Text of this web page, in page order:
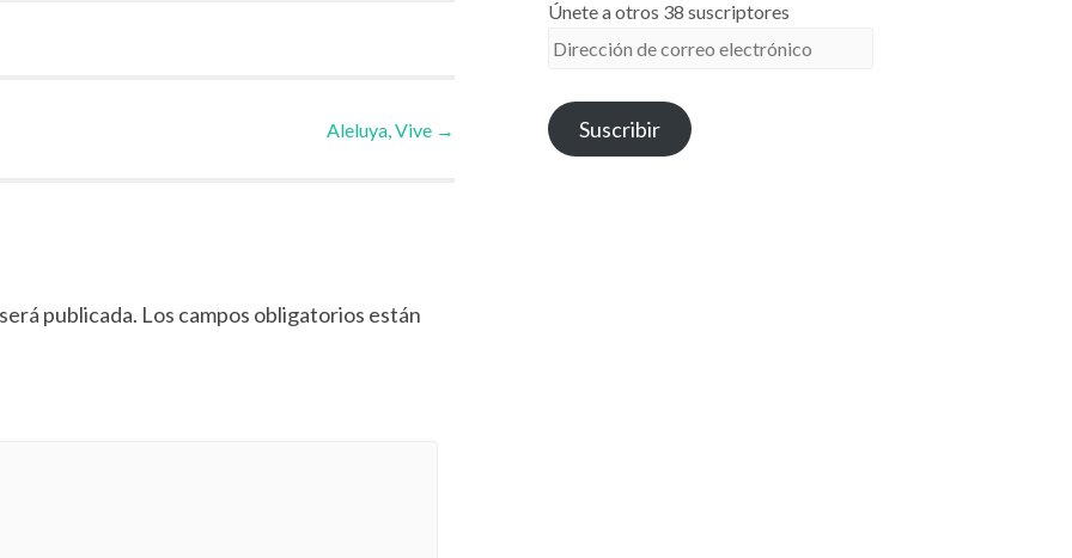
Aleluya, Vive →
publicada. Los campos obligatorios están
Únete a otros 38 suscriptores
Dirección
correo
electrónico
Suscribir